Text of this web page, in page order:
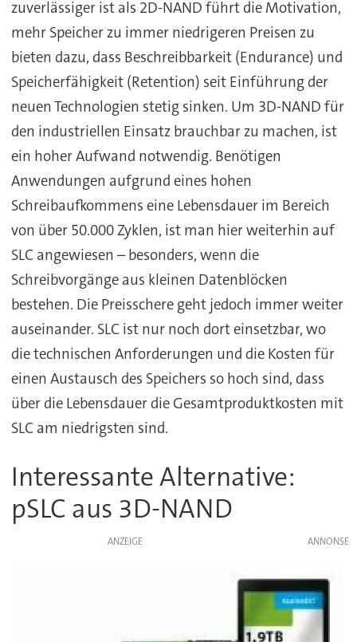
zuverlässiger ist als 2D-NAND führt die Motivation,
mehr Speicher zu immer niedrigeren Preisen zu
bieten dazu, dass Beschreibbarkeit (Endurance) und
Speicherfähigkeit (Retention) seit Einführung der
neuen Technologien stetig sinken. Um 3D-NAND für
den industriellen Einsatz brauchbar zu machen, ist
ein hoher Aufwand notwendig. Benötigen
Anwendungen aufgrund eines hohen
Schreibaufkommens eine Lebensdauer im Bereich
von über 50.000 Zyklen, ist man hier weiterhin auf
SLC angewiesen – besonders, wenn die
Schreibvorgänge aus kleinen Datenblöcken
bestehen. Die Preisschere geht jedoch immer weiter
auseinander. SLC ist nur noch dort einsetzbar, wo
die technischen Anforderungen und die Kosten für
einen Austausch des Speichers so hoch sind, dass
über die Lebensdauer die Gesamtproduktkosten mit
SLC am niedrigsten sind.
Interessante Alternative:
pSLC aus 3D-NAND
ANZEIGE